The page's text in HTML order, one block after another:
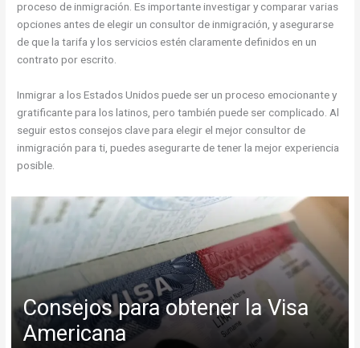
proceso de inmigración. Es importante investigar y comparar varias
opciones antes de elegir un consultor de inmigración, y asegurarse
de que la tarifa y los servicios estén claramente definidos en un
contrato por escrito.
Inmigrar a los Estados Unidos puede ser un proceso emocionante y
gratificante para los latinos, pero también puede ser complicado. Al
seguir estos consejos clave para elegir el mejor consultor de
inmigración para ti, puedes asegurarte de tener la mejor experiencia
posible.
Consejos para obtener la Visa
Americana